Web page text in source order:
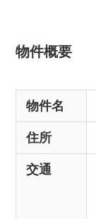
物件概要
物件名
住所
交通